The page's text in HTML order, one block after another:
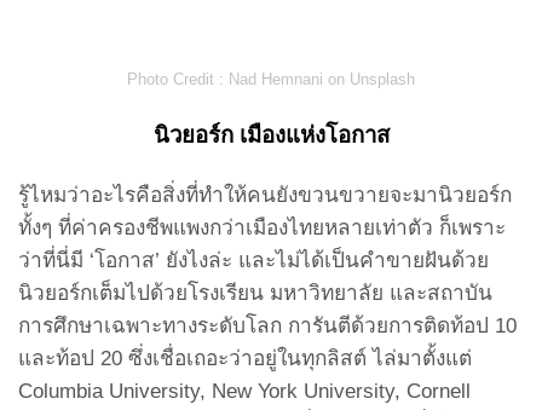
Photo Credit : Nad Hemnani on Unsplash
นิวยอร์ก เมืองแห่งโอกาส
รู้ไหมว่าอะไรคือสิ่งที่ทำให้คนยังขวนขวายจะมานิวยอร์ก
ทั้งๆ ที่ค่าครองชีพแพงกว่าเมืองไทยหลายเท่าตัว ก็เพราะ
ว่าที่นี่มี ‘โอกาส’ ยังไงล่ะ และไม่ได้เป็นคำขายฝันด้วย
นิวยอร์กเต็มไปด้วยโรงเรียน มหาวิทยาลัย และสถาบัน
การศึกษาเฉพาะทางระดับโลก การันตีด้วยการติดท้อป 10
และท้อป 20 ซึ่งเชื่อเถอะว่าอยู่ในทุกลิสต์ ไล่มาตั้งแต่
Columbia University, New York University, Cornell